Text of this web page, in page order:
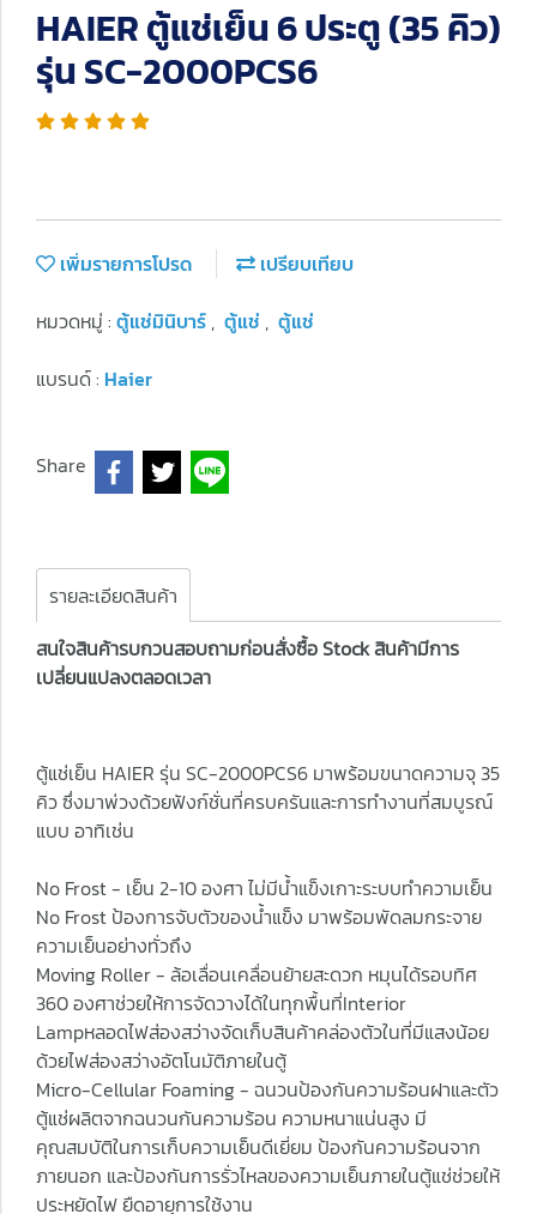
HAIER ตู้แช่เย็น 6 ประตู (35 คิว)
รุ่น SC-2000PCS6
เพิ่มรายการโปรด
เปรียบเทียบ
หมวดหมู่ : ตู้แช่มินิบาร์ , ตู้แช่ , ตู้แช่
แบรนด์ : Haier
Share
รายละเอียดสินค้า
สนใจสินค้ารบกวนสอบถามก่อนสั่งซื้อ Stock สินค้ามีการ
เปลี่ยนแปลงตลอดเวลา
ตู้แช่เย็น HAIER รุ่น SC-2000PCS6 มาพร้อมขนาดความจุ 35
คิว ซึ่งมาพ่วงด้วยฟังก์ชั่นที่ครบครันและการทำงานที่สมบูรณ์
แบบ อาทิเช่น
No Frost - เย็น 2-10 องศา ไม่มีนํ้าแข็งเกาะระบบทำความเย็น
No Frost ป้องการจับตัวของน้ำแข็ง มาพร้อมพัดลมกระจาย
ความเย็นอย่างทั่วถึง
Moving Roller - ล้อเลื่อนเคลื่อนย้ายสะดวก หมุนได้รอบทิศ
360 องศาช่วยให้การจัดวางได้ในทุกพื้นที่Interior
Lampหลอดไฟส่องสว่างจัดเก็บสินค้าคล่องตัวในที่มีแสงน้อย
ด้วยไฟส่องสว่างอัตโนมัติภายในตู้
Micro-Cellular Foaming - ฉนวนป้องกันความร้อนฝาและตัว
ตู้แช่ผลิตจากฉนวนกันความร้อน ความหนาแน่นสูง มี
คุณสมบัติในการเก็บความเย็นดีเยี่ยม ป้องกันความร้อนจาก
ภายนอก และป้องกันการรั่วไหลของความเย็นภายในตู้แช่ช่วยให้
ประหยัดไฟ ยืดอายุการใช้งาน